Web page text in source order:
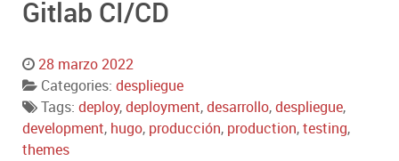
Gitlab CI/CD
28 marzo 2022
Categories: despliegue
Tags: deploy,deployment,desarrollo,despliegue,
development, hugo, producción, production,testing,
themes